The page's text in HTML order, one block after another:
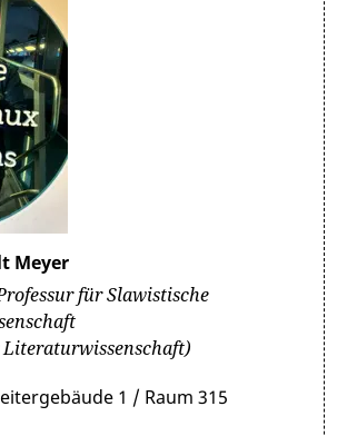
Meyer
für Slawistische
1 / Raum 315